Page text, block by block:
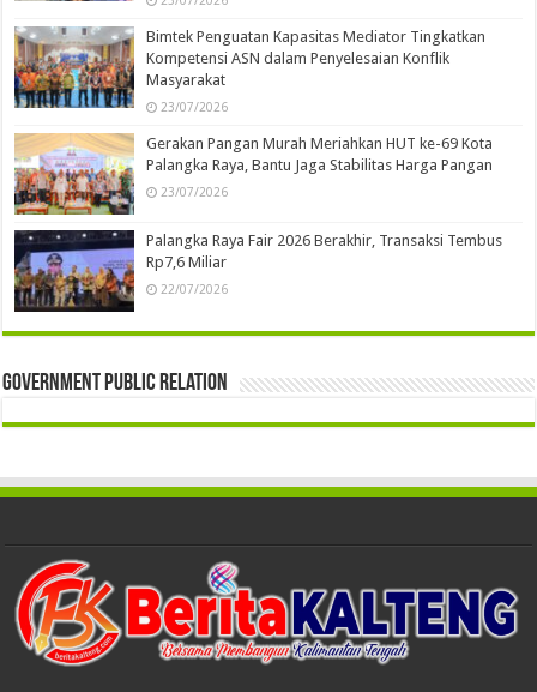
Bimtek Penguatan Kapasitas Mediator Tingkatkan
Kompetensi ASN dalam Penyelesaian Konflik
Masyarakat
23/07/2026
Gerakan Pangan Murah Meriahkan HUT ke-69 Kota
Palangka Raya, Bantu Jaga Stabilitas Harga Pangan
23/07/2026
Palangka Raya Fair 2026 Berakhir, Transaksi Tembus
Rp7,6 Miliar
22/07/2026
Government Public Relation